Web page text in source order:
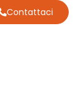
Contattaci